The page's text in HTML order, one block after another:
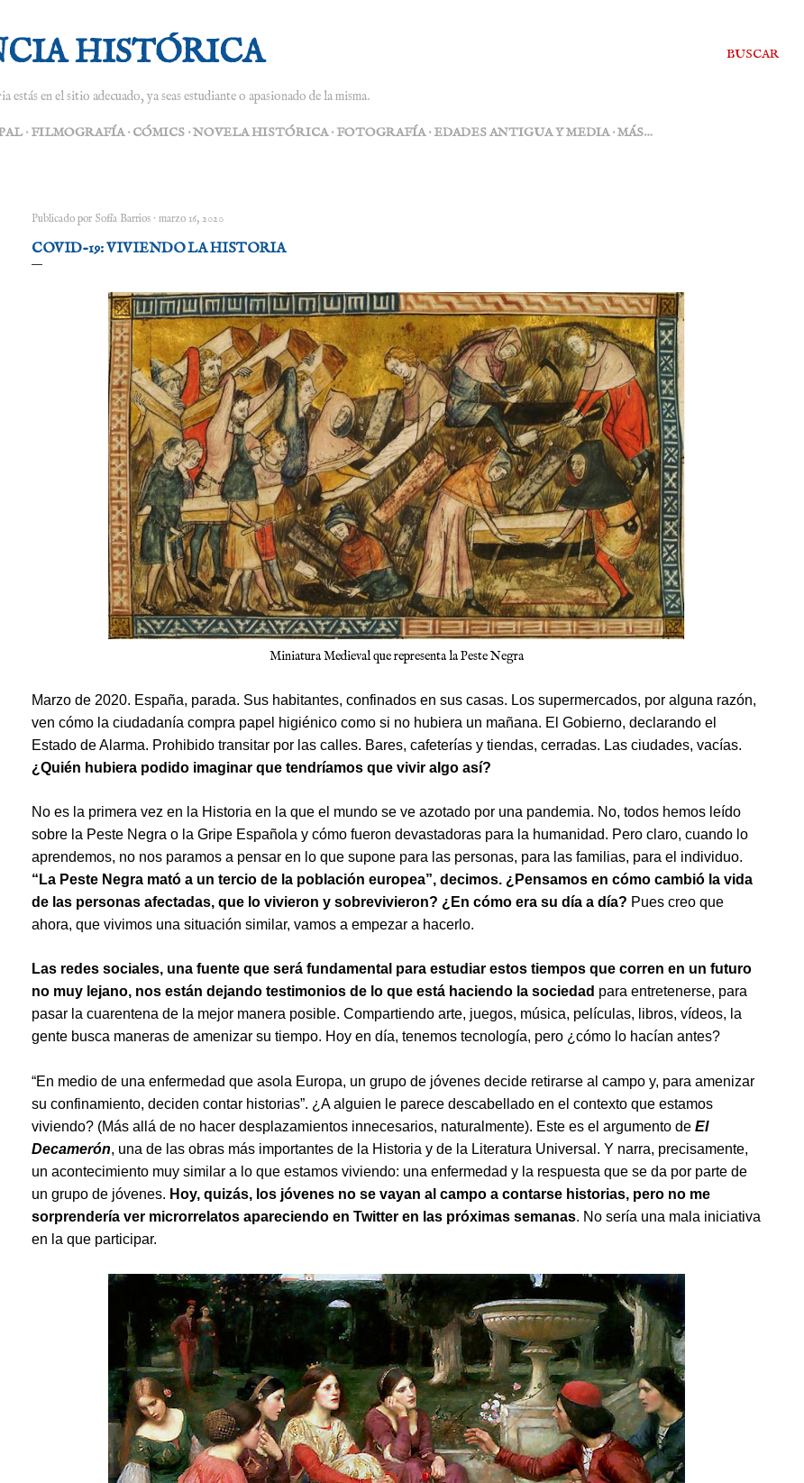
BUSCAR
HISTÓRICA
estás en el sitio adecuado, ya seas estudiante o apasionado de la misma.
FILMOGRAFÍA CÓMICS NOVELA HISTÓRICA FOTOGRAFÍA EDADES ANTIGUA Y MEDIA MÁS…
Publicado por Sofía Barrios marzo 16, 2020
COVID-19: VIVIENDO LA HISTORIA
Miniatura Medieval que representa la Peste Negra
Marzo de 2020. España, parada. Sus habitantes, confinados en sus casas. Los supermercados, por alguna razón,
ven cómo la ciudadanía compra papel higiénico como si no hubiera un mañana. El Gobierno, declarando el
Estado de Alarma. Prohibido transitar por las calles. Bares, cafeterías y tiendas, cerradas. Las ciudades, vacías.
¿Quién hubiera podido imaginar que tendríamos que vivir algo así?
No es la primera vez en la Historia en la que el mundo se ve azotado por una pandemia. No, todos hemos leído
sobre la Peste Negra o la Gripe Española y cómo fueron devastadoras para la humanidad. Pero claro, cuando lo
aprendemos, no nos paramos a pensar en lo que supone para las personas, para las familias, para el individuo.
“La Peste Negra mató a un tercio de la población europea”, decimos. ¿Pensamos en cómo cambió la vida
de las personas afectadas, que lo vivieron y sobrevivieron? ¿En cómo era su día a día? Pues creo que
ahora, que vivimos una situación similar, vamos a empezar a hacerlo.
Las redes sociales, una fuente que será fundamental para estudiar estos tiempos que corren en un futuro
no muy lejano, nos están dejando testimonios de lo que está haciendo la sociedad para entretenerse, para
pasar la cuarentena de la mejor manera posible. Compartiendo arte, juegos, música, películas, libros, vídeos, la
gente busca maneras de amenizar su tiempo. Hoy en día, tenemos tecnología, pero ¿cómo lo hacían antes?
“En medio de una enfermedad que asola Europa, un grupo de jóvenes decide retirarse al campo y, para amenizar
su confinamiento, deciden contar historias”. ¿A alguien le parece descabellado en el contexto que estamos
viviendo? (Más allá de no hacer desplazamientos innecesarios, naturalmente). Este es el argumento de El
Decamerón, una de las obras más importantes de la Historia y de la Literatura Universal. Y narra, precisamente,
un acontecimiento muy similar a lo que estamos viviendo: una enfermedad y la respuesta que se da por parte de
un grupo de jóvenes. Hoy, quizás, los jóvenes no se vayan al campo a contarse historias, pero no me
sorprendería ver microrrelatos apareciendo en Twitter en las próximas semanas. No sería una mala iniciativa
en la que participar.